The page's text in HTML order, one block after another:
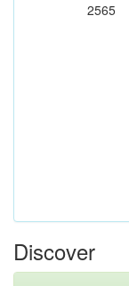
2565
Discover